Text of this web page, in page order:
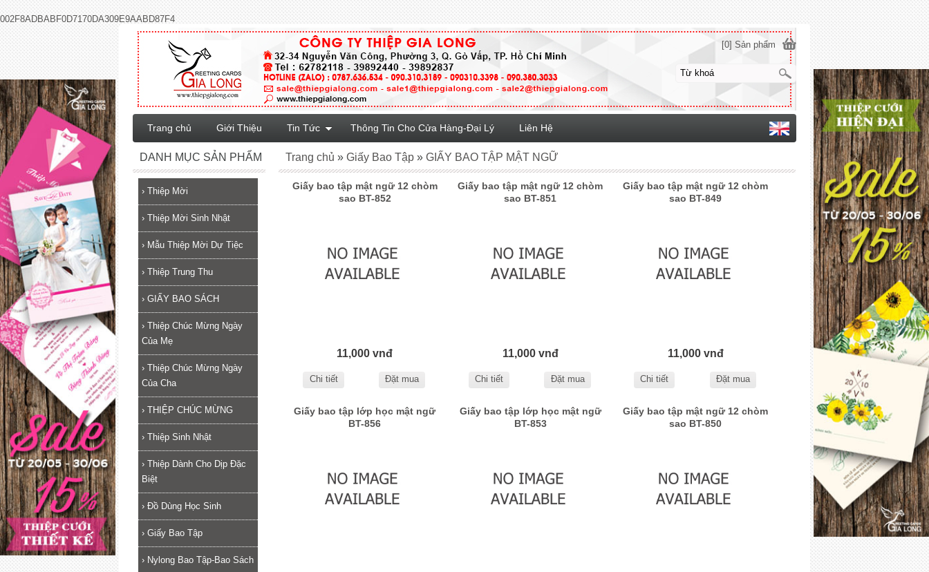
002F8ADBABF0D7170DA309E9AABD87F4
Giấy bao tập mật ngữ 12 chòm
sao BT-852
11,000 vnđ
Chi tiết Đặt mua
Giấy bao tập mật ngữ 12 chòm
sao BT-851
11,000 vnđ
Chi tiết Đặt mua
Giấy bao tập mật ngữ 12 chòm
sao BT-849
11,000 vnđ
Chi tiết Đặt mua
Giấy bao tập lớp học mật ngữ
BT-856
Giấy bao tập lớp học mật ngữ
BT-853
Giấy bao tập mật ngữ 12 chòm
sao BT-850
Trang chủ »Giấy Bao Tập »GIẤY BAO TẬP MẬT NGỮ
DANH MỤC SẢN PHẨM
› Thiệp Mời
› Thiệp Mời Sinh Nhật
› Mẫu Thiệp Mời Dự Tiệc
› Thiệp Trung Thu
› GIẤY BAO SÁCH
› Thiệp Chúc Mừng Ngày
Của Mẹ
› Thiệp Chúc Mừng Ngày
Của Cha
› THIỆP CHÚC MỪNG
› Thiệp Sinh Nhật
› Thiệp Dành Cho Dịp Đặc
Biệt
› Đồ Dùng Học Sinh
› Giấy Bao Tập
› Nylong Bao Tập-Bao Sách
[0] Sản phẩm
Trang chủ Giới Thiệu Tin Tức Thông Tin Cho Cửa Hàng-Đại Lý Liên Hệ